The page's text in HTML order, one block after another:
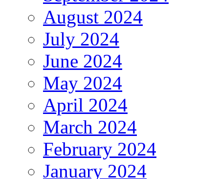
August 2024
July 2024
June 2024
May 2024
April 2024
March 2024
February 2024
January 2024